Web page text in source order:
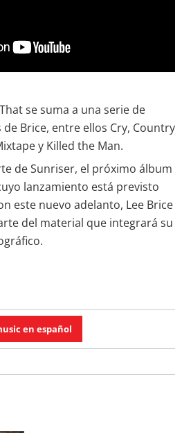
se suma a una serie de
Brice, entre ellos Cry, Country
y Killed the Man.
de Sunriser, el próximo álbum
lanzamiento está previsto
este nuevo adelanto, Lee Brice
del material que integrará su
en español